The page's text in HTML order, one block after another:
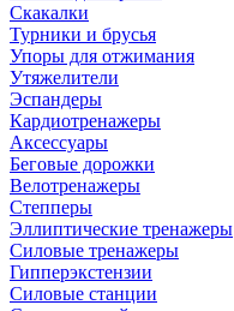
Скакалки
Турники и брусья
Упоры для отжимания
Утяжелители
Эспандеры
Кардиотренажеры
Аксессуары
Беговые дорожки
Велотренажеры
Степперы
Эллиптические тренажеры
Силовые тренажеры
Гипперэкстензии
Силовые станции